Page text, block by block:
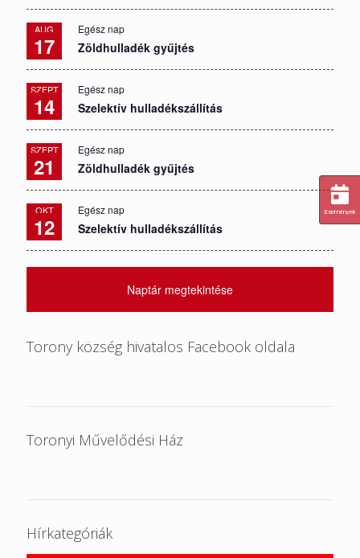
AUG
17
Egész nap
Zöldhulladék gyűjtés
SZEPT
14
Egész nap
Szelektív hulladékszállítás
SZEPT
21
Egész nap
Zöldhulladék gyűjtés
OKT
12
Egész nap
Szelektív hulladékszállítás
Naptár megtekintése
Torony község hivatalos Facebook oldala
Toronyi Művelődési Ház
Hírkategóriák
Események